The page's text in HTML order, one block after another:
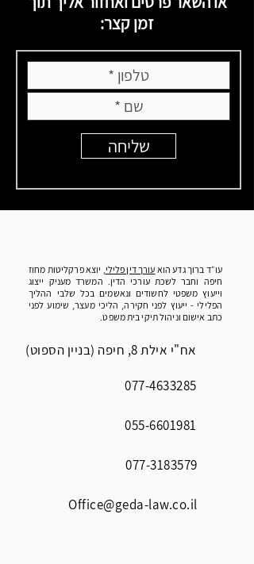
זמן קצר:
שליחה
עו״ד ברוך גדע הוא עורך דין פלילי, יוצא פרקליטות מחוז
חיפה וחבר לשכת עורכי הדין. המשרד מעניק ייצוג
וייעוץ משפטי לחשודים ונאשמים בכל שלבי ההליך
הפלילי - ייעוץ לפני חקירה, הליכי מעצר, שימוע לפני
כתב אישום וניהול תיקי בית משפט.
אח"י אילת 8, חיפה (בניין הספוט)
077-4633285
055-6601981
077-3183579
Office@geda-law.co.il